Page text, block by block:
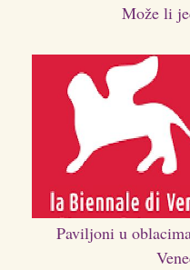
Može li
Paviljoni u